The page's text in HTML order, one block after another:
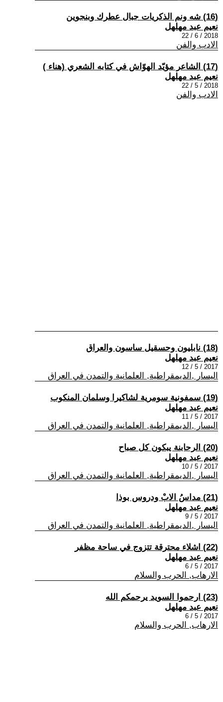
(16) شه ونم الذكريات جبال عطرك وبنجوين
نعيم عبد مهلهل
2018 / 6 / 22
الادب والفن
(17) الشاعر مؤيّد الهوّاش في كتابه الشعري (هناء )
نعيم عبد مهلهل
2018 / 5 / 22
الادب والفن
(18) نابليون وحسقيل ساسون والعراق
نعيم عبد مهلهل
2017 / 5 / 12
اليسار ,الديمقراطية, العلمانية والتمدن في العراق
(19) سمفونية سومرية لشاكيرا وسلمان المنكوب
نعيم عبد مهلهل
2017 / 5 / 11
اليسار ,الديمقراطية, العلمانية والتمدن في العراق
(20) الرحابنة يبكون كل صباح
نعيم عبد مهلهل
2017 / 5 / 10
اليسار ,الديمقراطية, العلمانية والتمدن في العراق
(21) مداسُ الابْ ودروس بوذا
نعيم عبد مهلهل
2017 / 5 / 9
اليسار ,الديمقراطية, العلمانية والتمدن في العراق
(22) اشلاء محترقة تتزوج في ساحة مظفر
نعيم عبد مهلهل
2017 / 5 / 6
الارهاب, الحرب والسلام
(23) ارحموا السويد يرحمكم الله
نعيم عبد مهلهل
2017 / 5 / 6
الارهاب, الحرب والسلام